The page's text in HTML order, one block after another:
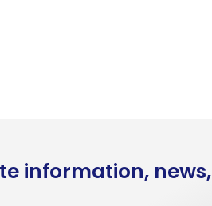
information, news,